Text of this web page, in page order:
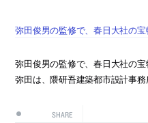
弥田俊男の監修で、春日大社の
弥田俊男の監修で、春日大社の宝
弥田は、隈研吾建築都市設計事務
SHARE